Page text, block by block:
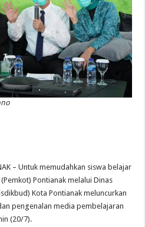
– Untuk memudahkan siswa belajar
Pontianak melalui Dinas
Kota Pontianak meluncurkan
pengenalan media pembelajaran
(20/7).